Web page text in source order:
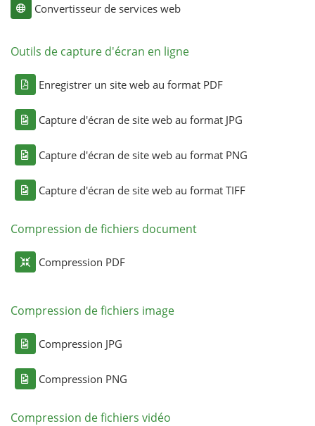
Convertisseur de services web
Outils de capture d'écran en ligne
Enregistrer un site web au format PDF
Capture d'écran de site web au format JPG
Capture d'écran de site web au format PNG
Capture d'écran de site web au format TIFF
Compression de fichiers document
Compression PDF
Compression de fichiers image
Compression JPG
Compression PNG
Compression de fichiers vidéo